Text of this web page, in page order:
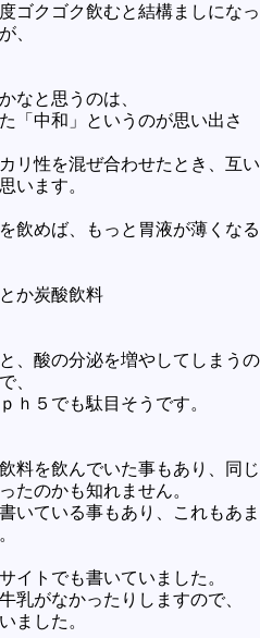
ゴクゴク飲むと結構ましになっ
、
なと思うのは、
「中和」というのが思い出さ
リ性を混ぜ合わせたとき、互い
います。
飲めば、もっと胃液が薄くなる
か炭酸飲料
、酸の分泌を増やしてしまうの
、
ｈ５でも駄目そうです。
料を飲んでいた事もあり、同じ
たのかも知れません。
いている事もあり、これもあま
イトでも書いていました。
乳がなかったりしますので、
ました。